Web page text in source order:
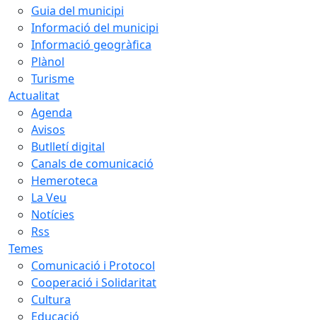
Guia del municipi
Informació del municipi
Informació geogràfica
Plànol
Turisme
Actualitat
Agenda
Avisos
Butlletí digital
Canals de comunicació
Hemeroteca
La Veu
Notícies
Rss
Temes
Comunicació i Protocol
Cooperació i Solidaritat
Cultura
Educació